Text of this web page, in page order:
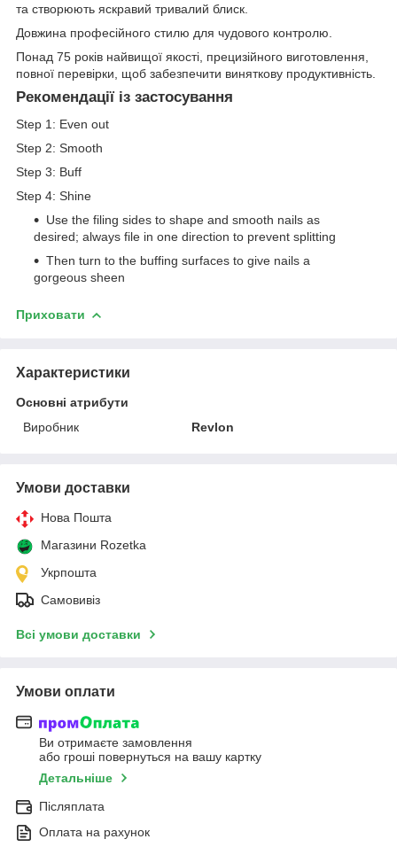
та створюють яскравий тривалий блиск.
Довжина професійного стилю для чудового контролю.
Понад 75 років найвищої якості, прецизійного виготовлення,
повної перевірки, щоб забезпечити виняткову продуктивність.
Рекомендації із застосування
Step 1: Even out
Step 2: Smooth
Step 3: Buff
Step 4: Shine
Use the filing sides to shape and smooth nails as
desired; always file in one direction to prevent splitting
Then turn to the buffing surfaces to give nails a
gorgeous sheen
Приховати
Характеристики
Основні атрибути
Виробник
Revlon
Умови доставки
Нова Пошта
Магазини Rozetka
Укрпошта
Самовивіз
Всі умови доставки
Умови оплати
Ви отримаєте замовлення
або гроші повернуться на вашу картку
Детальніше
Післяплата
Оплата на рахунок